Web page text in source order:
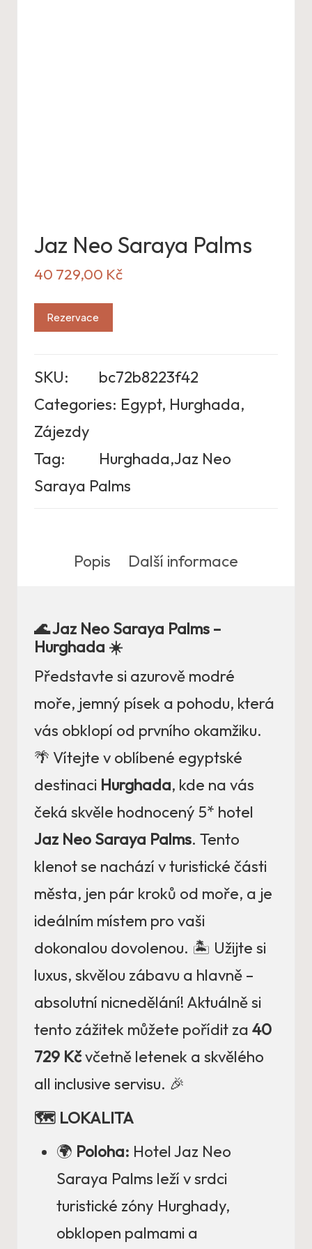
Jaz Neo Saraya Palms
40 729,00 Kč
Rezervace
SKU:
bc72b8223f42
Categories: Egypt, Hurghada,
Zájezdy
Tag:
Hurghada,Jaz Neo
Saraya Palms
Popis Další informace
🌊 Jaz Neo Saraya Palms –
Hurghada ☀️
Představte si azurově modré
moře, jemný písek a pohodu, která
vás obklopí od prvního okamžiku.
🌴 Vítejte v oblíbené egyptské
destinaci Hurghada, kde na vás
čeká skvěle hodnocený 5* hotel
Jaz Neo Saraya Palms. Tento
klenot se nachází v turistické části
města, jen pár kroků od moře, a je
ideálním místem pro vaši
dokonalou dovolenou. 🏝️ Užijte si
luxus, skvělou zábavu a hlavně –
absolutní nicnedělání! Aktuálně si
tento zážitek můžete pořídit za 40
729 Kčvčetně letenek a skvělého
all inclusive servisu. 🎉
🗺️ LOKALITA
🌍 Poloha: Hotel Jaz Neo
Saraya Palms leží v srdci
turistické zóny Hurghady,
obklopen palmami a